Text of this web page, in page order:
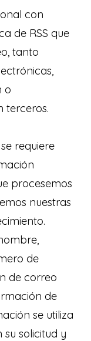
con
de RSS que
tanto
o
terceros.
requiere
procesemos
nuestras
de
de correo
de
se utiliza
solicitud y